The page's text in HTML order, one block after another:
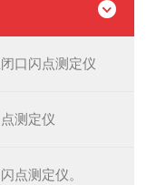
口闪点测定仪
测定仪
点测定仪。